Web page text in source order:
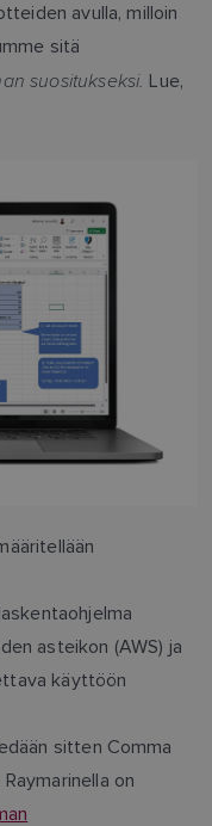
avulla, milloin
sitä
suositukseksi. Lue,
asteikon (AWS) ja
käyttöön
sitten Comma
on